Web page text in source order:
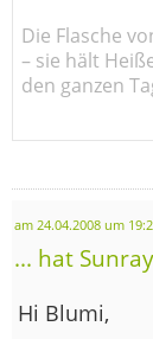
Die Flasche
– sie hält
den ganzen
am 24.04.2008 um
... hat
Hi Blumi,